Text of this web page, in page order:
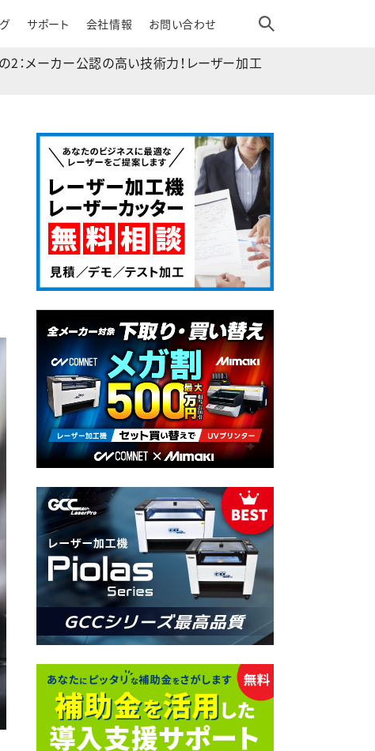
サポート 会社情報 お問い合わせ
：メーカー公認の高い技術力！レーザー加工